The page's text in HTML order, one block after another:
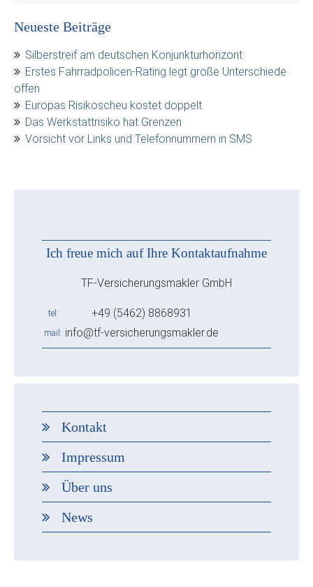
Neueste Beiträge
Silberstreif am deutschen Konjunkturhorizont
Erstes Fahrradpolicen-Rating legt große Unterschiede
offen
Europas Risikoscheu kostet doppelt
Das Werkstattrisiko hat Grenzen
Vorsicht vor Links und Telefonnummern in SMS
Ich freue mich auf Ihre Kontaktaufnahme
TF-Versicherungsmakler GmbH
tel +49 (5462) 8868931
mail info@tf-versicherungsmakler.de
Kontakt
Impressum
Über uns
News